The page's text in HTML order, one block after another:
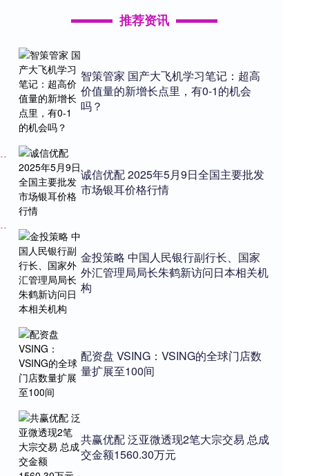
推荐资讯
智策管家 国产大飞机学习笔记：超高
价值量的新增长点里，有0-1的机会
吗？
诚信优配 2025年5月9日全国主要批发
市场银耳价格行情
金投策略 中国人民银行副行长、国家
外汇管理局局长朱鹤新访问日本相关机
构
配资盘 VSING：VSING的全球门店数
量扩展至100间
共赢优配 泛亚微透现2笔大宗交易 总成
交金额1560.30万元